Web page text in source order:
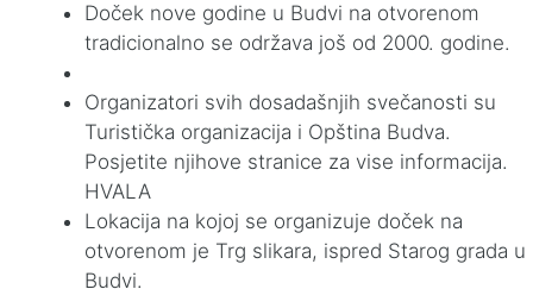
Doček nove godine u Budvi na otvorenom
tradicionalno se održava još od 2000. godine.
Organizatori svih dosadašnjih svečanosti su
Turistička organizacija i Opština Budva.
Posjetite njihove stranice za vise informacija.
HVALA
Lokacija na kojoj se organizuje doček na
otvorenom je Trg slikara, ispred Starog grada u
Budvi.